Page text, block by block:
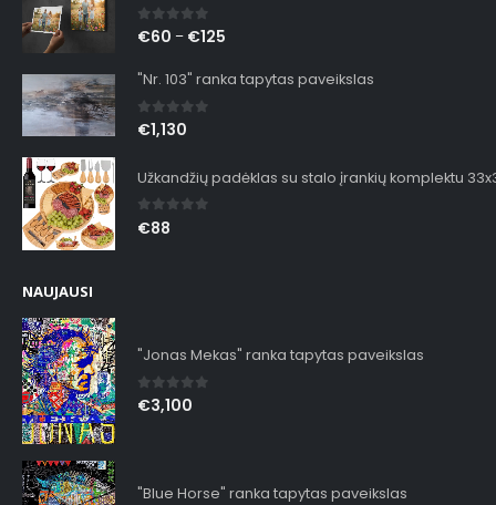
0out of 5
€60 – €125
"Nr. 103" ranka tapytas paveikslas
0out of 5
€1,130
Užkandžių padėklas su stalo įrankių komplektu
0out of 5
€88
NAUJAUSI
"Jonas Mekas" ranka tapytas paveikslas
0out of 5
€3,100
"Blue Horse" ranka tapytas paveikslas